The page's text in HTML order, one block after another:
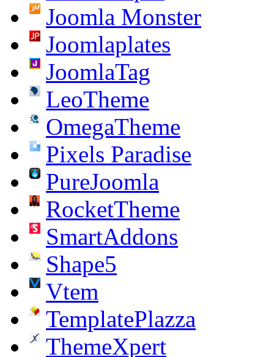
Joomla Monster
Joomlaplates
JoomlaTag
LeoTheme
OmegaTheme
Pixels Paradise
PureJoomla
RocketTheme
SmartAddons
Shape5
Vtem
TemplatePlazza
ThemeXpert